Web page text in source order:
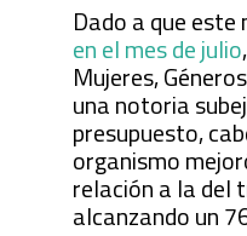
Dado a que
en el mes de julio
Mujeres,
una notoria
presupuesto,
organismo
relación a la del
alcanzando un